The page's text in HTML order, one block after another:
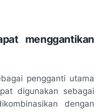
menggantikan
pengganti utama
digunakan sebagai
dengan